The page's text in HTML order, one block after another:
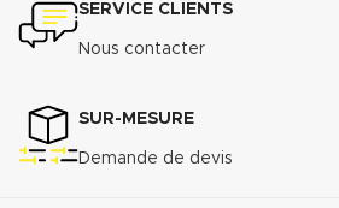
SERVICE CLIENTS
Nous contacter
SUR-MESURE
Demande de devis